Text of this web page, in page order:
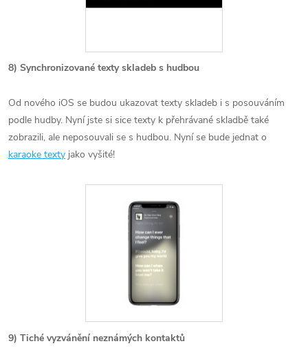
8) Synchronizované texty skladeb s hudbou
Od nového iOS se budou ukazovat texty skladeb i s posouváním
podle hudby. Nyní jste si sice texty k přehrávané skladbě také
zobrazili, ale neposouvali se s hudbou. Nyní se bude jednat o
karaoke texty jako vyšité!
9) Tiché vyzvánění neznámých kontaktů